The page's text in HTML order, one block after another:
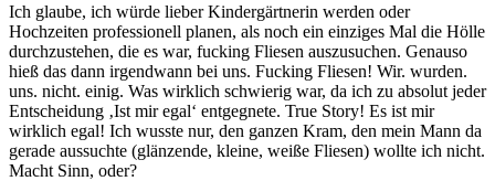
Ich glaube, ich würde lieber Kindergärtnerin werden oder
Hochzeiten professionell planen, als noch ein einziges Mal die Hölle
durchzustehen, die es war, fucking Fliesen auszusuchen. Genauso
hieß das dann irgendwann bei uns. Fucking Fliesen! Wir. wurden.
uns. nicht. einig. Was wirklich schwierig war, da ich zu absolut jeder
Entscheidung ‚Ist mir egal‘ entgegnete. True Story! Es ist mir
wirklich egal! Ich wusste nur, den ganzen Kram, den mein Mann da
gerade aussuchte (glänzende, kleine, weiße Fliesen) wollte ich nicht.
Macht Sinn, oder?